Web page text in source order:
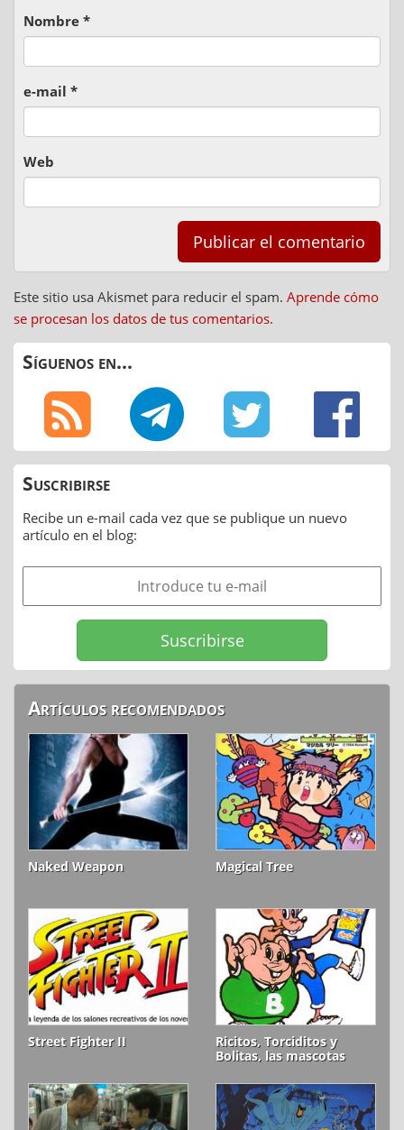
Nombre *
e-mail *
Web
Este sitio usa Akismet para reducir el spam. Aprende cómo
se procesan los datos de tus comentarios.
Síguenos en...
Suscribirse
Recibe un e-mail cada vez que se publique un nuevo
artículo en el blog:
Artículos recomendados
Naked Weapon Magical Tree
Street Fighter II
Ricitos, Torciditos y
Bolitas, las mascotas